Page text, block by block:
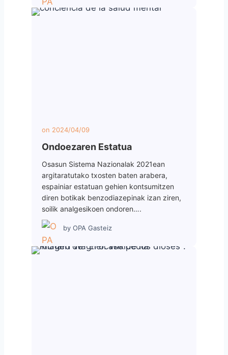
on 2024/04/09
Ondoezaren Estatua
Osasun Sistema Nazionalak 2021ean
argitaratutako txosten baten arabera,
espainiar estatuan gehien kontsumitzen
diren botikak benzodiazepinak izan ziren,
soilik analgesikoen ondoren….
by OPA Gasteiz